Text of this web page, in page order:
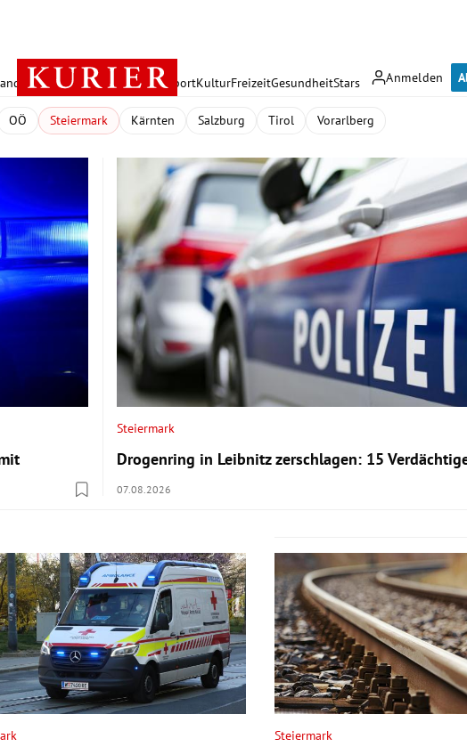
Anmelden
Österreich PolitikWirtschaft SportKulturFreizeitGesundheitStars
OÖ Steiermark Kärnten Salzburg Tirol Vorarlberg
Steiermark
Drogenring in Leibnitz zerschlagen: 15
07.08.2026
Steiermark